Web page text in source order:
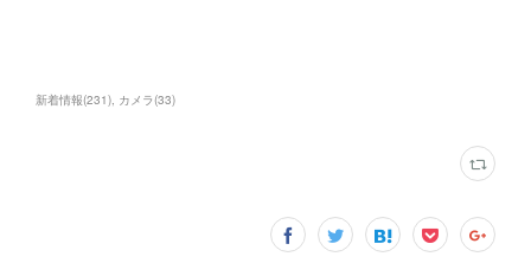
新着情報(231) カメラ(33)